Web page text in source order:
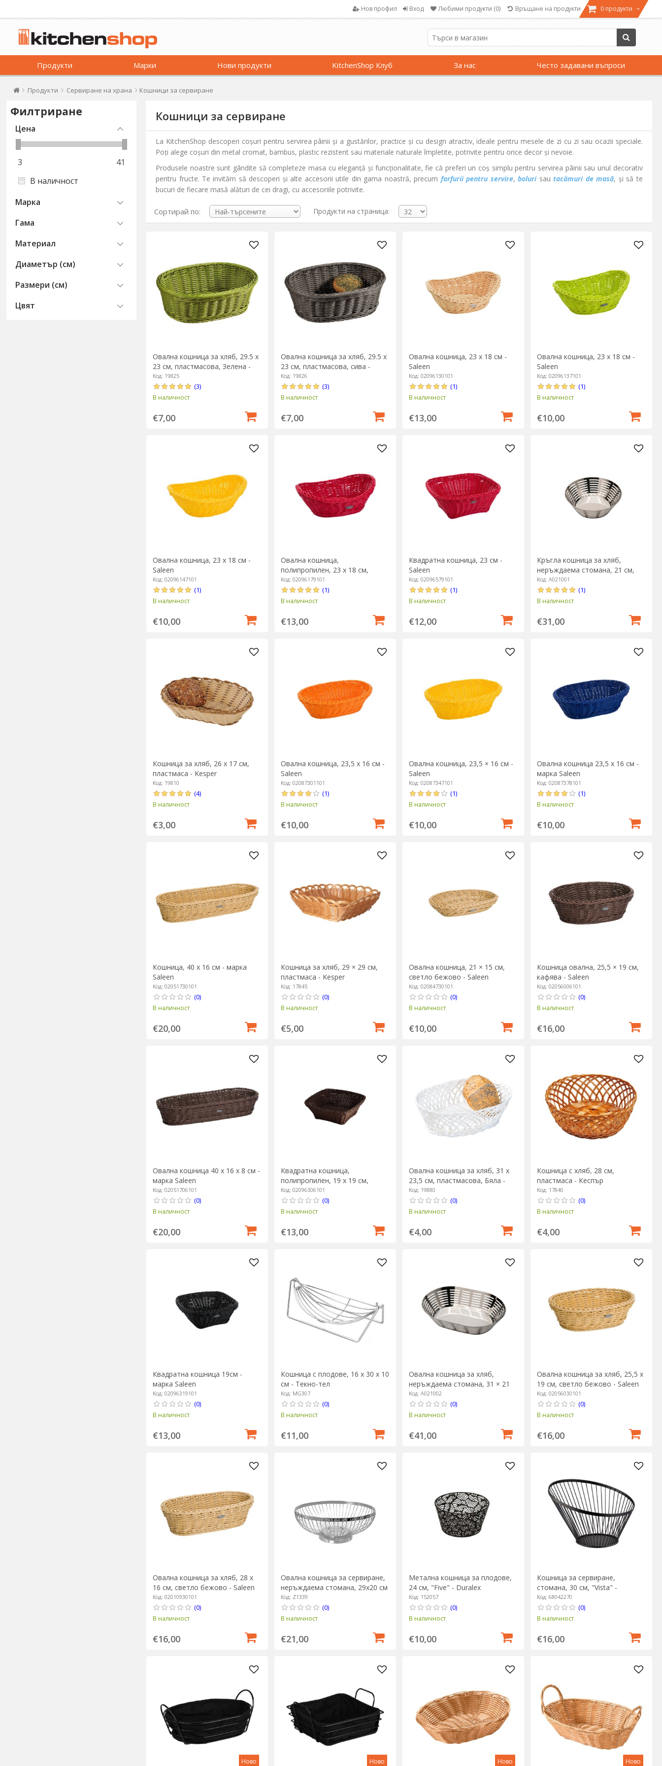
Нов профил Вход Любими продукти (0) Връщане на продукти 0 продукти
Продукти Марки Нови продукти KitchenShop Клуб За нас Често задавани въпроси
Продукти Сервиране на храна Кошници за сервиране
Филтриране
Цена
3
41
В наличност
Марка
Гама
Материал
Диаметър (см)
Размери (см)
Цвят
Кошници за сервиране
La KitchenShop descoperi coșuri pentru servirea pâinii și a gustărilor, practice și cu design atractiv, ideale pentru mesele de zi cu zi sau ocazii speciale.
Poți alege coșuri din metal cromat, bambus, plastic rezistent sau materiale naturale împletite, potrivite pentru orice decor și nevoie.
Produsele noastre sunt gândite să completeze masa cu eleganță și funcționalitate, fie că preferi un coș simplu pentru servirea pâinii sau unul decorativ
pentru fructe. Te invităm să descoperi și alte accesorii utile din gama noastră, precum farfurii pentru servire,bolurisautacâmuri de masă, și să te
bucuri de fiecare masă alături de cei dragi, cu accesoriile potrivite.
Сортирай по: Продукти на страница:
Овална кошница за хляб, 29.5 х
23 см, пластмасова, Зелена -
Kesper
Код: 19825
(3)
В наличност
€7,00
Овална кошница за хляб, 29.5 х
23 см, пластмасова, сива -
Kesper
Код: 19826
(3)
В наличност
€7,00
Овална кошница, 23 х 18 см -
Saleen
Код: 02096130101
(1)
В наличност
€13,00
Овална кошница, 23 х 18 см -
Saleen
Код: 02096137101
(1)
В наличност
€10,00
Овална кошница, 23 х 18 см -
Saleen
Код: 02096147101
(1)
В наличност
€10,00
Овална кошница,
полипропилен, 23 х 18 см,
червена - Saleen
Код: 02096179101
(1)
В наличност
€13,00
Квадратна кошница, 23 см -
Saleen
Код: 02096579101
(1)
В наличност
€12,00
Кръгла кошница за хляб,
неръждаема стомана, 21 см,
"Bella" - BRA
Код: A021001
(1)
В наличност
€31,00
Кошница за хляб, 26 х 17 см,
пластмаса - Kesper
Код: 19810
(4)
В наличност
€3,00
Овална кошница, 23,5 х 16 см -
Saleen
Код: 02087301101
(1)
В наличност
€10,00
Овална кошница, 23,5 × 16 см -
Saleen
Код: 02087347101
(1)
В наличност
€10,00
Овална кошница 23,5 х 16 см -
марка Saleen
Код: 02087378101
(1)
В наличност
€10,00
Кошница, 40 х 16 см - марка
Saleen
Код: 02051730101
(0)
В наличност
€20,00
Кошница за хляб, 29 × 29 см,
пластмаса - Kesper
Код: 17845
(0)
В наличност
€5,00
Овална кошница, 21 × 15 см,
светло бежово - Saleen
Код: 02084730101
(0)
В наличност
€10,00
Кошница овална, 25,5 × 19 см,
кафява - Saleen
Код: 02056006101
(0)
В наличност
€16,00
Овална кошница 40 х 16 х 8 см -
марка Saleen
Код: 02051706101
(0)
В наличност
€20,00
Квадратна кошница,
полипропилен, 19 х 19 см,
кафява - Saleen
Код: 02096306101
(0)
В наличност
€13,00
Овална кошница за хляб, 31 х
23,5 см, пластмасова, Бяла -
Kesper
Код: 19880
(0)
В наличност
€4,00
Кошница с хляб, 28 см,
пластмаса - Кеспър
Код: 17840
(0)
В наличност
€4,00
Квадратна кошница 19см -
марка Saleen
Код: 02096319101
(0)
В наличност
€13,00
Кошница с плодове, 16 х 30 х 10
см - Текно-тел
Код: MG307
(0)
В наличност
€11,00
Овална кошница за хляб,
неръждаема стомана, 31 × 21
см, “Bella” – BRA
Код: A021002
(0)
В наличност
€41,00
Овална кошница за хляб, 25,5 х
19 см, светло бежово - Saleen
Код: 02056030101
(0)
В наличност
€16,00
Овална кошница за хляб, 28 х
16 см, светло бежово - Saleen
Код: 02010930101
(0)
В наличност
€16,00
Овална кошница за сервиране,
неръждаема стомана, 29x20 см
- Zokura
Код: Z1339
(0)
В наличност
€21,00
Метална кошница за плодове,
24 см, "Five" - Duralex
Код: 152057
(0)
В наличност
€10,00
Кошница за сервиране,
стомана, 30 см, "Vista" -
Westmark
Код: 68042270
(0)
В наличност
€16,00
Ново Ново Ново Ново